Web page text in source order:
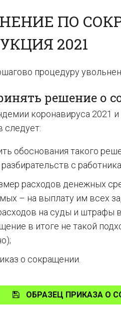
ПО
2021
процедуру
решение о
коронавируса 2021
следует:
обоснования такого
с
расходов денежных
– на выплату им всех
на суды и штрафы
в итоге не такой
о сокращении.
ОБРАЗЕЦ ПРИКАЗА О